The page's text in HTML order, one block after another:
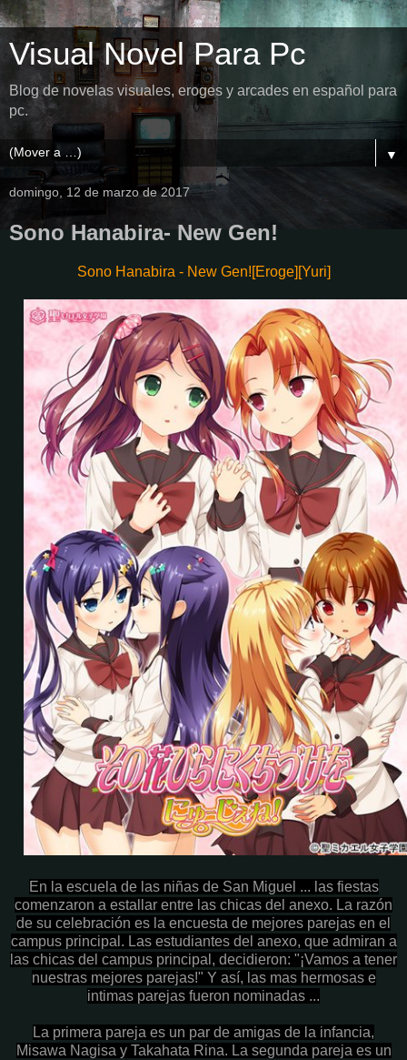
Visual Novel Para Pc
Blog de novelas visuales, eroges y arcades en español para
pc.
▼
domingo, 12 de marzo de 2017
Sono Hanabira- New Gen!
Sono Hanabira - New Gen![Eroge][Yuri]
En la escuela de las niñas de San Miguel ... las fiestas
comenzaron a estallar entre las chicas del anexo. La razón
de su celebración es la encuesta de mejores parejas en el
campus principal. Las estudiantes del anexo, que admiran a
las chicas del campus principal, decidieron: "¡Vamos a tener
nuestras mejores parejas!" Y así, las mas hermosas e
intimas parejas fueron nominadas ...
La primera pareja es un par de amigas de la infancia,
Misawa Nagisa y Takahata Rina. La segunda pareja es un